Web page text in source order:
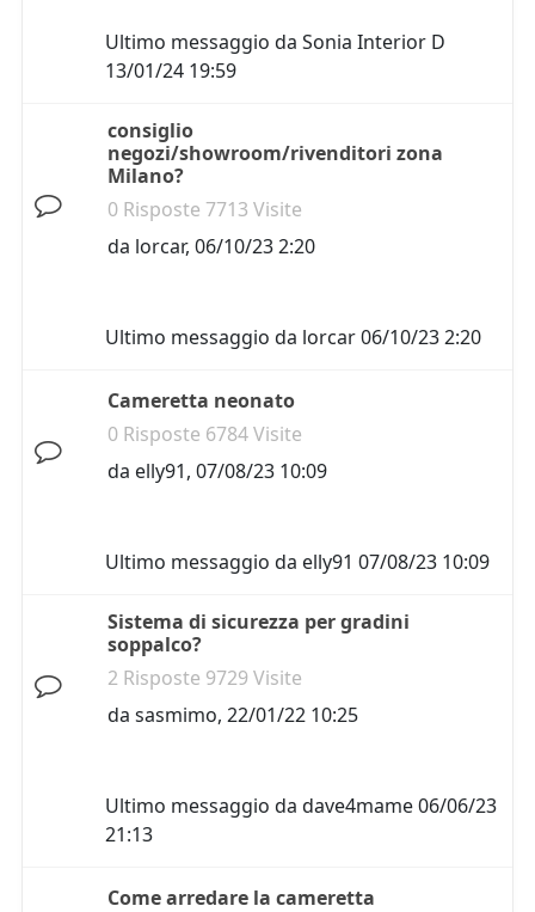
Ultimo messaggio da Sonia Interior D
13/01/24 19:59
consiglio
negozi/showroom/rivenditori zona
Milano?
0 Risposte 7713 Visite
da lorcar, 06/10/23 2:20
Ultimo messaggio da lorcar06/10/23 2:20
Cameretta neonato
0 Risposte 6784 Visite
da elly91, 07/08/23 10:09
Ultimo messaggio da elly91 07/08/23 10:09
Sistema di sicurezza per gradini
soppalco?
2 Risposte 9729 Visite
da sasmimo, 22/01/22 10:25
Ultimo messaggio da dave4mame06/06/23
21:13
Come arredare la cameretta